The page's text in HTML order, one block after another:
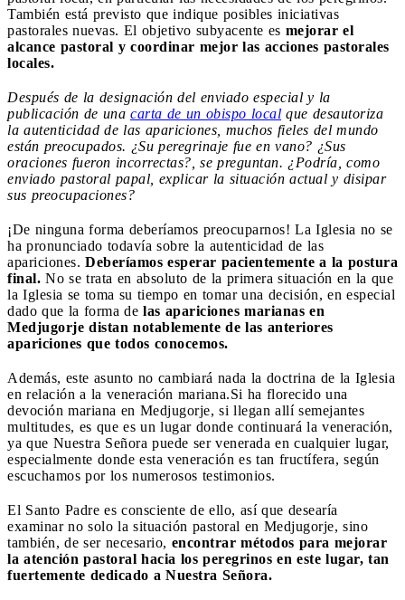
También está previsto que indique posibles iniciativas
pastorales nuevas. El objetivo subyacente es mejorar el
alcance pastoral y coordinar mejor las acciones pastorales
locales.
Después de la designación del enviado especial y la
publicación de una carta de un obispo local que desautoriza
la autenticidad de las apariciones, muchos fieles del mundo
están preocupados. ¿Su peregrinaje fue en vano? ¿Sus
oraciones fueron incorrectas?, se preguntan. ¿Podría, como
enviado pastoral papal, explicar la situación actual y disipar
sus preocupaciones?
¡De ninguna forma deberíamos preocuparnos! La Iglesia no se
ha pronunciado todavía sobre la autenticidad de las
apariciones. Deberíamos esperar pacientemente a la postura
final. No se trata en absoluto de la primera situación en la que
la Iglesia se toma su tiempo en tomar una decisión, en especial
dado que la forma de las apariciones marianas en
Medjugorje distan notablemente de las anteriores
apariciones que todos conocemos.
Además, este asunto no cambiará nada la doctrina de la Iglesia
en relación a la veneración mariana.Si ha florecido una
devoción mariana en Medjugorje, si llegan allí semejantes
multitudes, es que es un lugar donde continuará la veneración,
ya que Nuestra Señora puede ser venerada en cualquier lugar,
especialmente donde esta veneración es tan fructífera, según
escuchamos por los numerosos testimonios.
El Santo Padre es consciente de ello, así que desearía
examinar no solo la situación pastoral en Medjugorje, sino
también, de ser necesario, encontrar métodos para mejorar
la atención pastoral hacia los peregrinos en este lugar, tan
fuertemente dedicado a Nuestra Señora.